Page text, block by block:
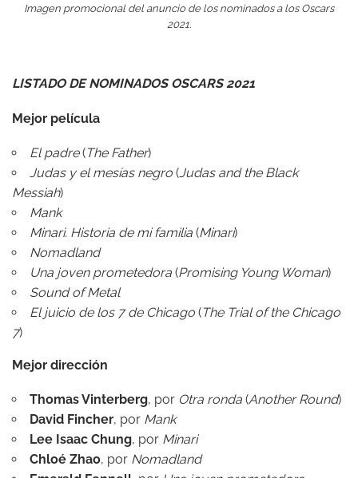
Imagen promocional del anuncio de los nominados a los Oscars
2021.
LISTADO DE NOMINADOS OSCARS 2021
Mejor película
El padre(The Father)
Judas y el mesías negro (Judas and the Black
Messiah)
Mank
Minari. Historia de mi familia (Minari)
Nomadland
Una joven prometedora (Promising Young Woman)
Sound of Metal
El juicio de los 7 de Chicago (The Trial of the Chicago
7)
Mejor dirección
Thomas Vinterberg, por Otra ronda (Another Round)
David Fincher, por Mank
Lee Isaac Chung, por Minari
Chloé Zhao, por Nomadland